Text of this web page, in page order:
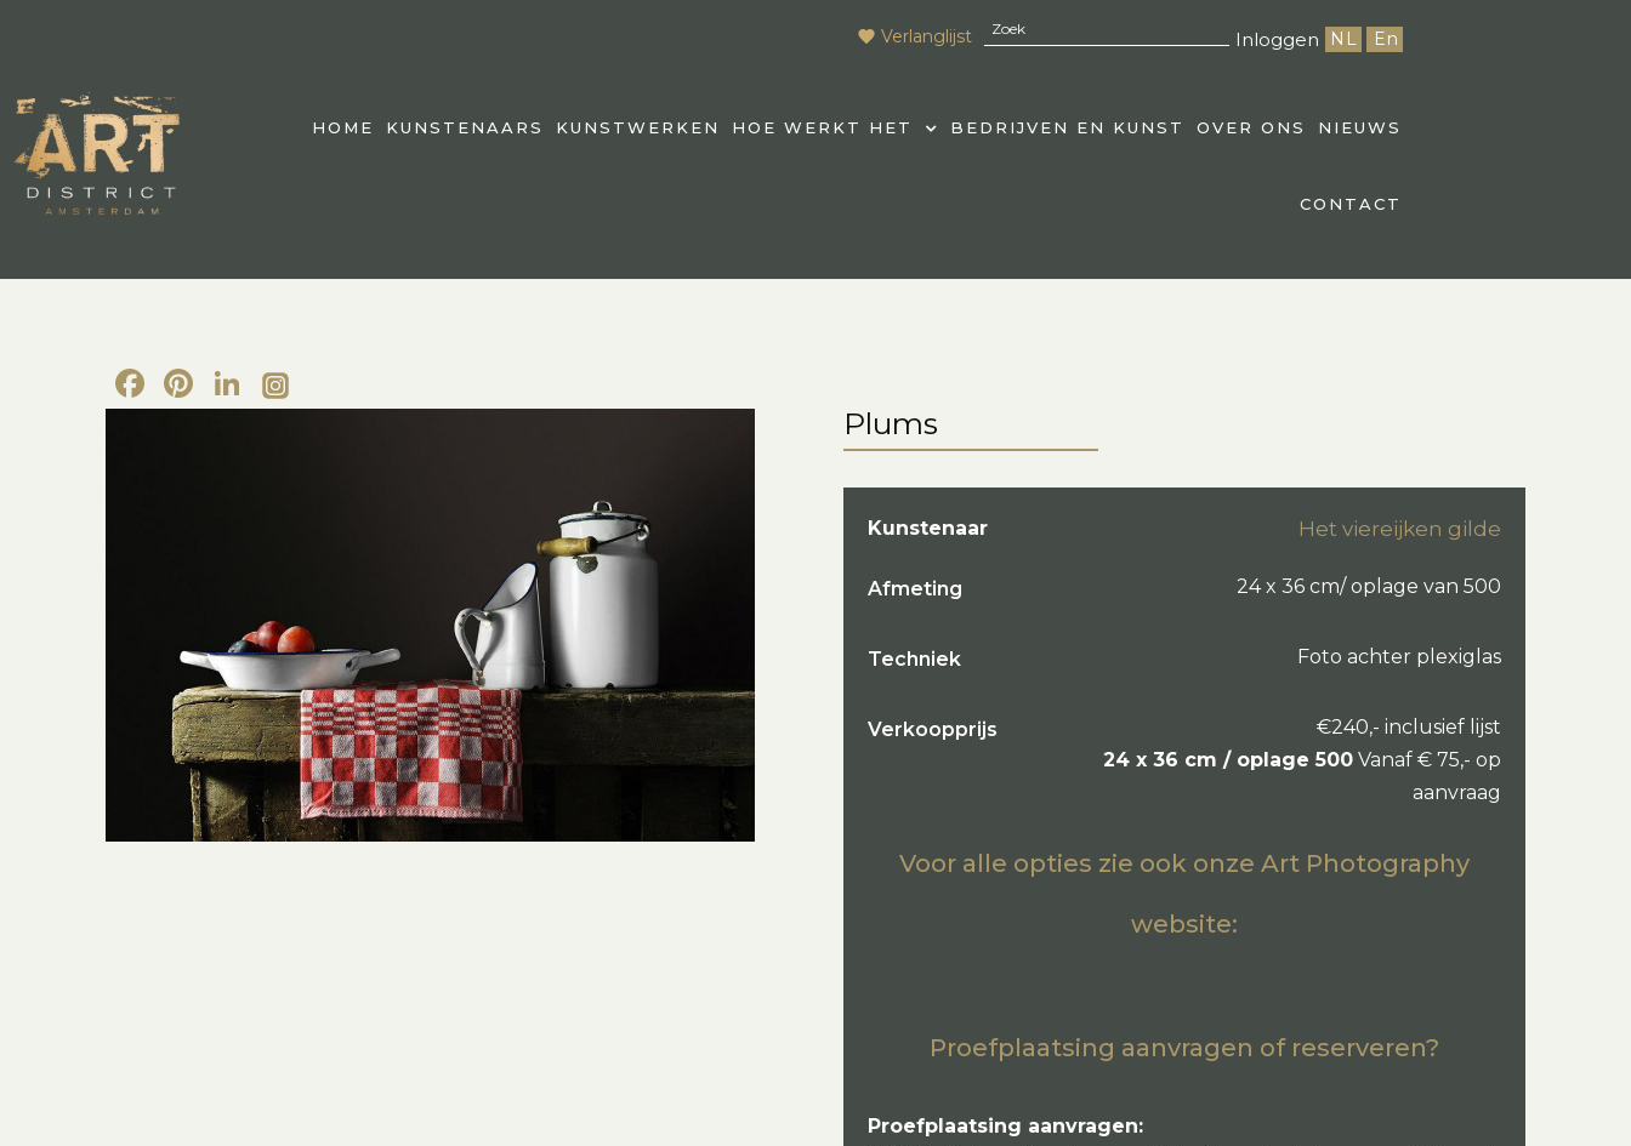
Verlanglijst Inloggen NL En
HOME KUNSTENAARS KUNSTWERKEN HOE WERKT HET BEDRIJVEN EN KUNST OVER ONS NIEUWS
CONTACT
Facebook
Pinterest
LinkedIn
Plums
Kunstenaar Het viereijken gilde
Afmeting 24 x 36 cm/ oplage van 500
Techniek Foto achter plexiglas
Verkoopprijs
€240,- inclusief lijst
24 x 36 cm / oplage 500 Vanaf € 75,- op
aanvraag
Voor alle opties zie ook onze Art Photography
website:
Proefplaatsing aanvragen of reserveren?
Proefplaatsing aanvragen: